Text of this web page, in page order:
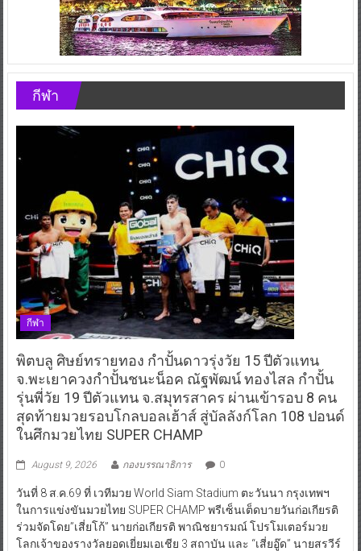
กีฬา
กีฬา
พิตบลู ศิษย์ทรายทอง กำปั้นดาวรุ่งวัย 15 ปีตัวแทน
จ.พะเยาควงกำปั้นชนะน็อค ณัฐพัฒน์ ทองไสล กำปั้น
รุ่นพี่วัย 19 ปีตัวแทน จ.สมุทรสาคร ผ่านเข้ารอบ 8 คน
สุดท้ายมวยรอบโกลบอลเฮ้าส์ สู่บัลลังก์โลก 108 ปอนด์
ในศึกมวยไทย SUPER CHAMP
August 9, 2026 กองบรรณาธิการ 0
วันที่ 8 ส.ค.69 ที่ เวทีมวย World Siam Stadium ตะวันนา กรุงเทพฯ
ในการแข่งขันมวยไทย SUPER CHAMP พรีเซ็นเต็ดบายวันก่อเกียรติ
ร่วมจัดโดย”เสี่ยโก้” นายก่อเกียรติ พาณิชยารมณ์ โปรโมเตอร์มวย
โลกเจ้าของรางวัลยอดเยี่ยมเอเชีย 3 สถาบัน และ “เสี่ยอู๊ด” นายสรวีร์